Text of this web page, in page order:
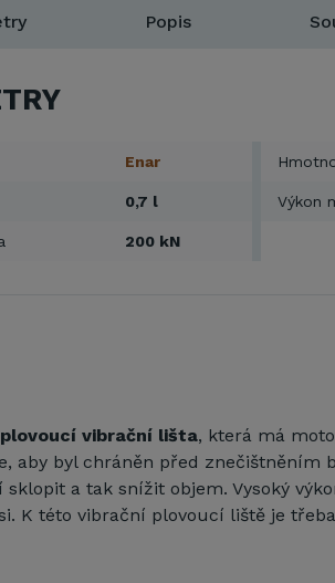
Popis
Enar
0,7 l Výkon
200 kN
vibrační lišta, která má
aby byl chráněn před znečištněním
sklopit a tak snížit objem. Vysoký
K této vibrační plovoucí liště je